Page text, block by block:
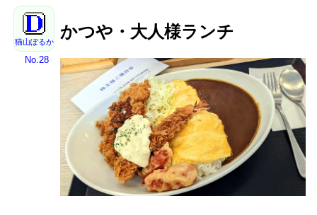
猫山ぽるか
No.28
かつや・大人様ランチ